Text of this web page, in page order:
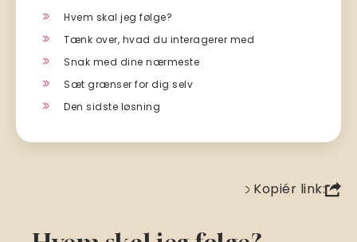
Hvem skal jeg følge?
Tænk over, hvad du interagerer med
Snak med dine nærmeste
Sæt grænser for dig selv
Den sidste løsning
Kopiér link: